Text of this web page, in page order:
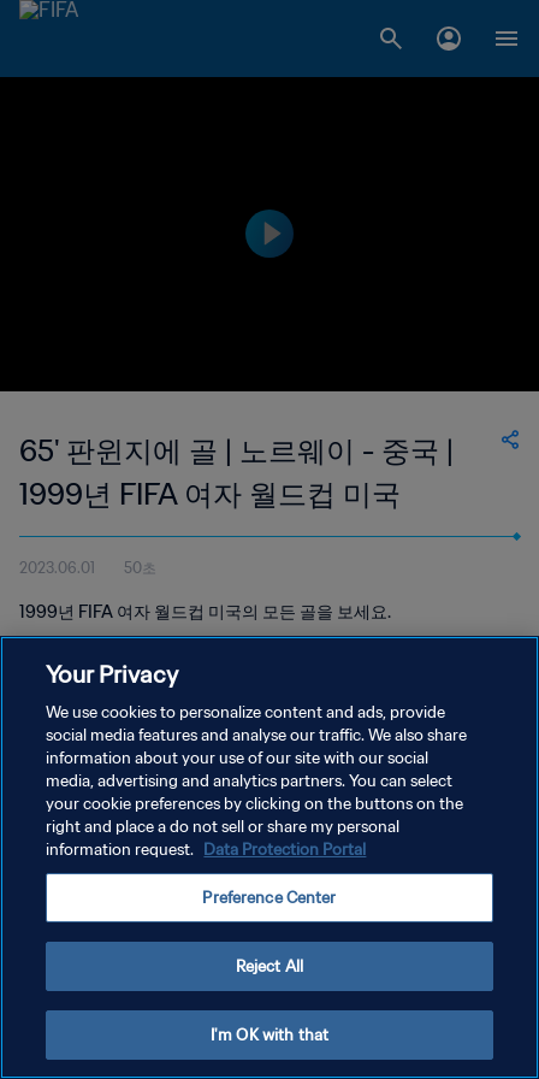
65' 판윈지에 골 | 노르웨이 - 중국 |
1999년 FIFA 여자 월드컵 미국
2023.06.01 50초
1999년 FIFA 여자 월드컵 미국의 모든 골을 보세요.
개인정보 보호정책
서비스 약관
쿠키 기본 설정 관리
Your Privacy
We use cookies to personalize content and ads, provide
social media features and analyse our traffic. We also share
information about your use of our site with our social
media, advertising and analytics partners. You can select
your cookie preferences by clicking on the buttons on the
right and place a do not sell or share my personal
information request. Data Protection Portal
Preference Center
Reject All
I'm OK with that